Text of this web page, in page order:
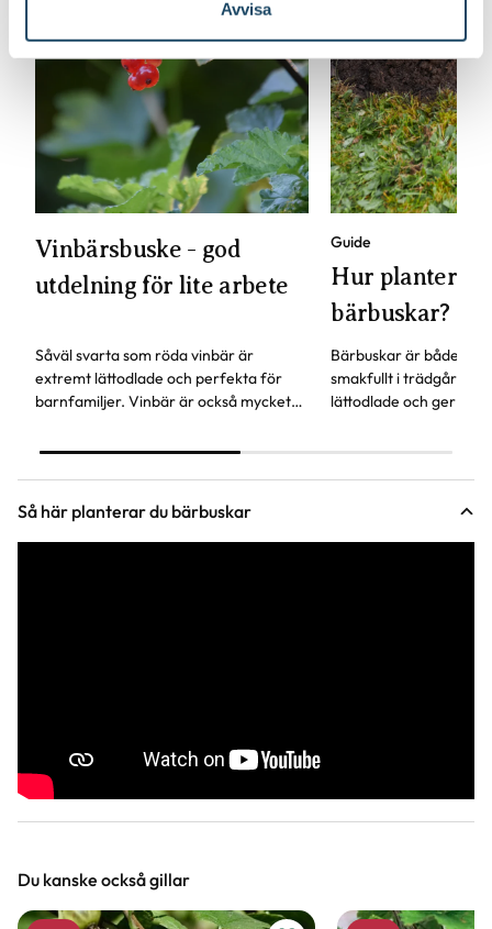
Avvisa
Vinbärsbuske - god
utdelning för lite arbete
Såväl svarta som röda vinbär är
extremt lättodlade och perfekta för
barnfamiljer. Vinbär är också mycket
c-vitamin.
Guide
Hur planterar
bärbuskar?
Bärbuskar är både
smakfullt i trädgården.
lättodlade och ger
Så här planterar du bärbuskar
Du kanske också gillar